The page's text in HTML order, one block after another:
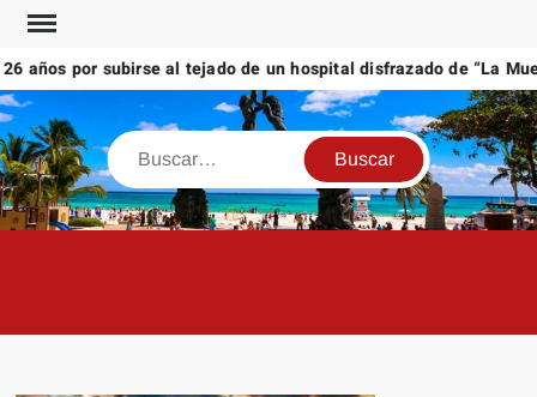
Saltar
contenidopor subirse al tejado de un hospital disfrazado de “La
Buscar